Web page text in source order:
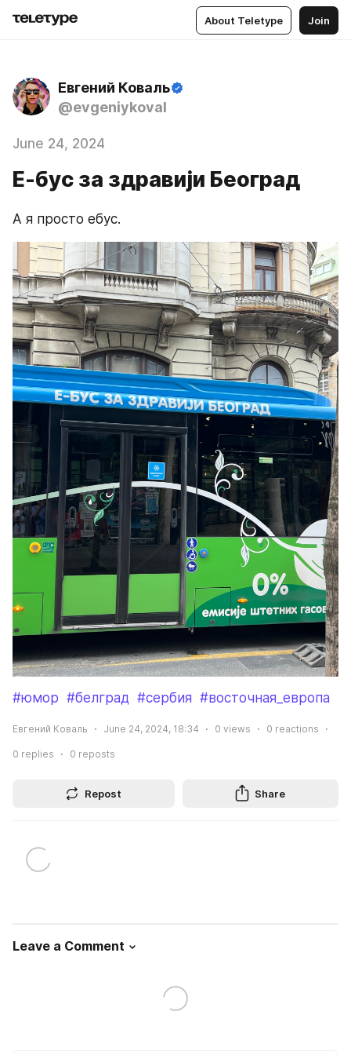
About Teletype Join
Евгений Коваль
@evgeniykoval
June 24, 2024
Е-бус за здравиjи Београд
А я просто ебус.
#юмор #белград #сербия #восточная_европа
Евгений Коваль June 24, 2024, 18:34 0 views 0 reactions
0 replies 0 reposts
Repost Share
Leave a Comment